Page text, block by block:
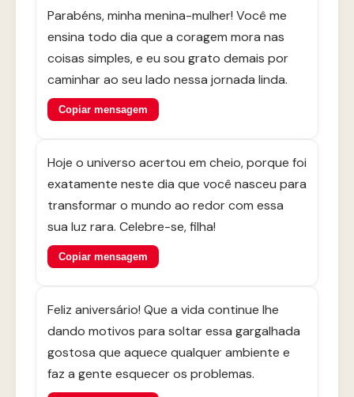
Parabéns, minha menina-mulher! Você me
ensina todo dia que a coragem mora nas
coisas simples, e eu sou grato demais por
caminhar ao seu lado nessa jornada linda.
Copiar mensagem
Hoje o universo acertou em cheio, porque foi
exatamente neste dia que você nasceu para
transformar o mundo ao redor com essa
sua luz rara. Celebre-se, filha!
Copiar mensagem
Feliz aniversário! Que a vida continue lhe
dando motivos para soltar essa gargalhada
gostosa que aquece qualquer ambiente e
faz a gente esquecer os problemas.